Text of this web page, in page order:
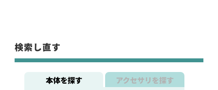
検索し直す
本体を探す アクセサリを探す